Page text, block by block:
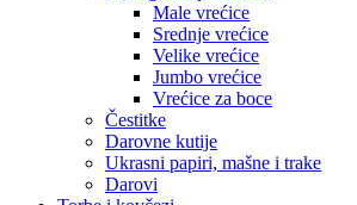
Male vrećice
Srednje vrećice
Velike vrećice
Jumbo vrećice
Vrećice za boce
Čestitke
Darovne kutije
Ukrasni papiri, mašne i trake
Darovi